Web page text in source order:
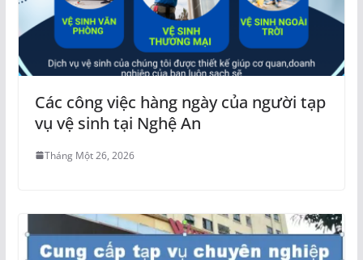
Các công việc hàng ngày của người tạp
vụ vệ sinh tại Nghệ An
Tháng Một 26, 2026